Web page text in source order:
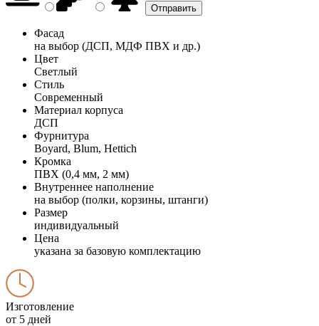
Фасад
на выбор (ДСП, МДФ ПВХ и др.)
Цвет
Светлый
Стиль
Современный
Материал корпуса
ДСП
Фурнитура
Boyard, Blum, Hettich
Кромка
ПВХ (0,4 мм, 2 мм)
Внутреннее наполнение
на выбор (полки, корзины, штанги)
Размер
индивидуальный
Цена
указана за базовую комплектацию
Изготовление
от 5 дней